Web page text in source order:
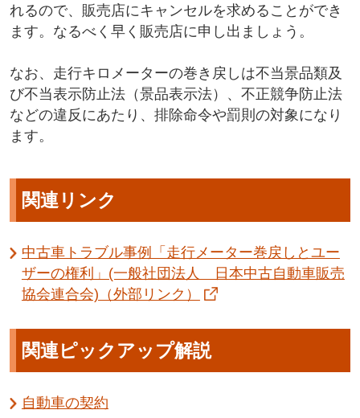
れるので、販売店にキャンセルを求めることができ
ます。なるべく早く販売店に申し出ましょう。
なお、走行キロメーターの巻き戻しは不当景品類及
び不当表示防止法（景品表示法）、不正競争防止法
などの違反にあたり、排除命令や罰則の対象になり
ます。
関連リンク
中古車トラブル事例「走行メーター巻戻しとユー
ザーの権利」(一般社団法人 日本中古自動車販売
協会連合会)（外部リンク）
関連ピックアップ解説
自動車の契約